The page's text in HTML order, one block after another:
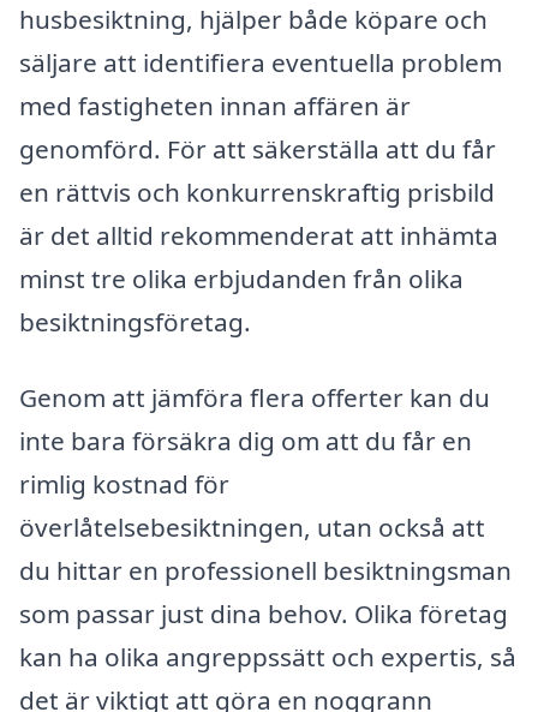
husbesiktning, hjälper både köpare och
säljare att identifiera eventuella problem
med fastigheten innan affären är
genomförd. För att säkerställa att du får
en rättvis och konkurrenskraftig prisbild
är det alltid rekommenderat att in­hämta
minst tre olika erbjudanden från olika
besiktningsföretag.
Genom att jämföra flera offerter kan du
inte bara försäkra dig om att du får en
rimlig kostnad för
överlåtelsebesiktningen, utan också att
du hittar en professionell besiktningsman
som passar just dina behov. Olika företag
kan ha olika angreppssätt och expertis, så
det är viktigt att göra en noggrann